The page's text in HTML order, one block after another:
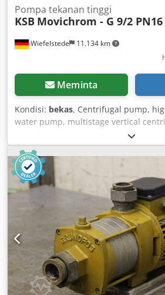
Wiefelstede 11.134 km
Pompa tekanan tinggi
KSB Movichrom - G 9/2 PN16
Meminta
Kondisi: bekas, Centrifugal pump,
water pump, multistage vertical
pump, pressure booster pump -
pressure pump Movichrom - G 9/2
Speed: 2825 rpm -Max. flow rate: 9
Ahyjrf -Max. head: 22 m -Price: per
Dimensions: 250/210/H555 mm -